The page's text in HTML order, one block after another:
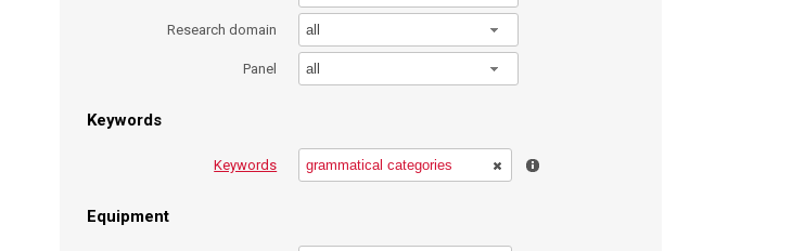
Research domain all
Panel all
Keywords
Keywords
Equipment